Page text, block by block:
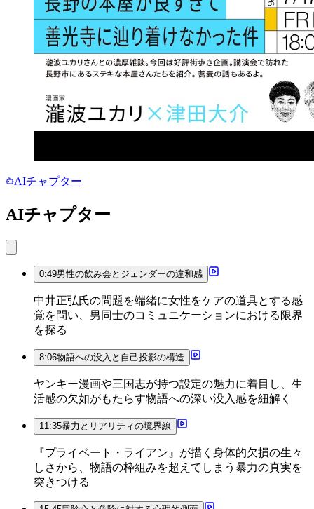
AIチャプター
AIチャプター
0:49男性の飲み会とジェンダーの違和感
中井正弘氏の問題を端緒に女性をケアの道具とする感
覚を問い、男同士のコミュニケーションにおける限界
を探る
8:06物語への没入と自己投影の構造
ヤンキー漫画や三国志が持つ設定の魅力に着目し、生
活感の欠如がもたらす物語への深い没入感を紐解く
11:35暴力とリアリティの境界線
『プライベート・ライアン』が描く身体的欠損の生々
しさから、物語の枠組みを超えてしまう暴力の真実を
突きつける